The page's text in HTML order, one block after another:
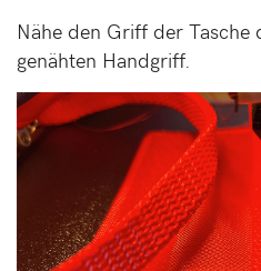
Nähe den Griff der Tasche
genähten Handgriff.